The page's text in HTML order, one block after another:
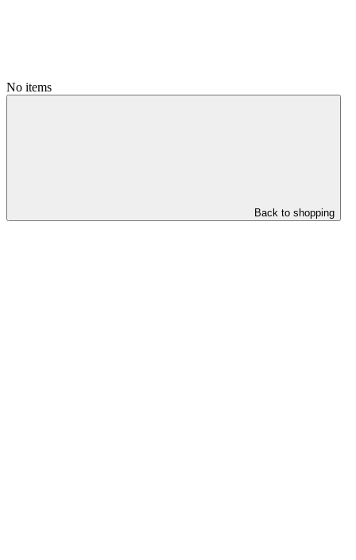
No items
Back to shopping